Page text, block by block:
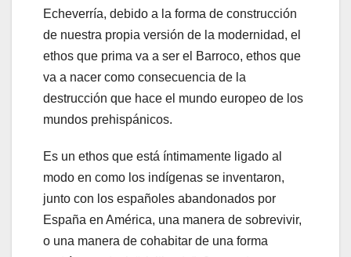
Echeverría, debido a la forma de construcción
de nuestra propia versión de la modernidad, el
ethos que prima va a ser el Barroco, ethos que
va a nacer como consecuencia de la
destrucción que hace el mundo europeo de los
mundos prehispánicos.
Es un ethos que está íntimamente ligado al
modo en como los indígenas se inventaron,
junto con los españoles abandonados por
España en América, una manera de sobrevivir,
o una manera de cohabitar de una forma